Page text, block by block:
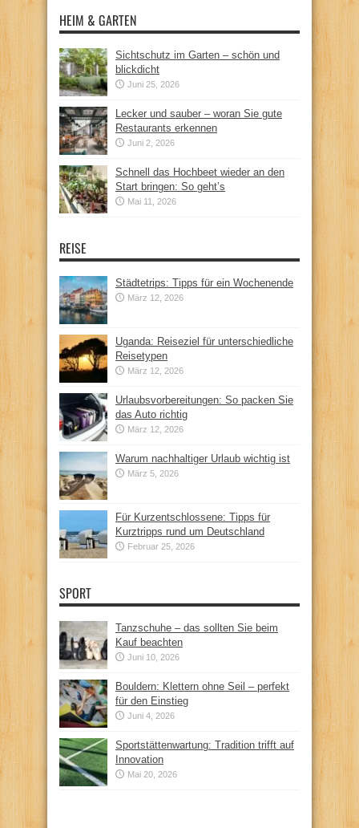
HEIM & GARTEN
Sichtschutz im Garten – schön und
blickdicht
Juni 25, 2026
Lecker und sauber – woran Sie gute
Restaurants erkennen
Juni 2, 2026
Schnell das Hochbeet wieder an den
Start bringen: So geht’s
Mai 11, 2026
REISE
Städtetrips: Tipps für ein Wochenende
März 12, 2026
Uganda: Reiseziel für unterschiedliche
Reisetypen
März 12, 2026
Urlaubsvorbereitungen: So packen Sie
das Auto richtig
März 12, 2026
Warum nachhaltiger Urlaub wichtig ist
März 5, 2026
Für Kurzentschlossene: Tipps für
Kurztripps rund um Deutschland
Februar 25, 2026
SPORT
Tanzschuhe – das sollten Sie beim
Kauf beachten
Juni 10, 2026
Bouldern: Klettern ohne Seil – perfekt
für den Einstieg
Juni 4, 2026
Sportstättenwartung: Tradition trifft auf
Innovation
Mai 20, 2026